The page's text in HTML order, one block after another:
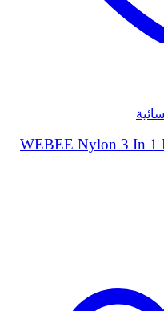
WEBEE Nylon 3 In 1